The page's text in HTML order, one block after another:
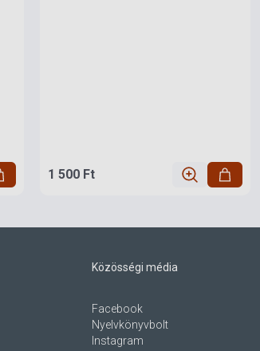
1 500 Ft
Közösségi média
Facebook
Nyelvkönyvbolt
Instagram